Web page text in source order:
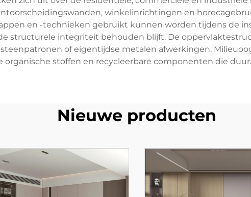
winkelinrichtingen en
en -technieken gebruikt kunnen worden tijdens de
structurele integriteit behouden blijft. De
of eigentijdse metalen afwerkingen.
organische stoffen en recycleerbare componenten die
Nieuwe producten